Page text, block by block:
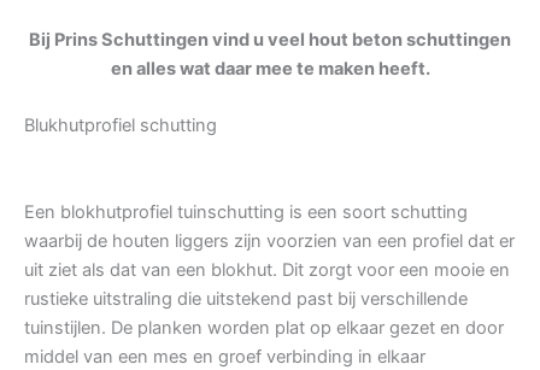
Bij Prins Schuttingen vind u veel hout beton schuttingen
en alles wat daar mee te maken heeft.
Blukhutprofiel schutting
Een blokhutprofiel tuinschutting is een soort schutting
waarbij de houten liggers zijn voorzien van een profiel dat er
uit ziet als dat van een blokhut. Dit zorgt voor een mooie en
rustieke uitstraling die uitstekend past bij verschillende
tuinstijlen. De planken worden plat op elkaar gezet en door
middel van een mes en groef verbinding in elkaar